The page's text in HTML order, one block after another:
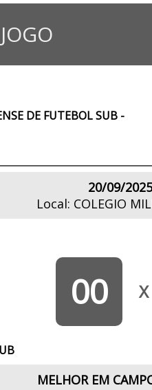
DE FUTEBOL SUB -
20/09/
Local: COLEGIO
00 X
MELHOR EM